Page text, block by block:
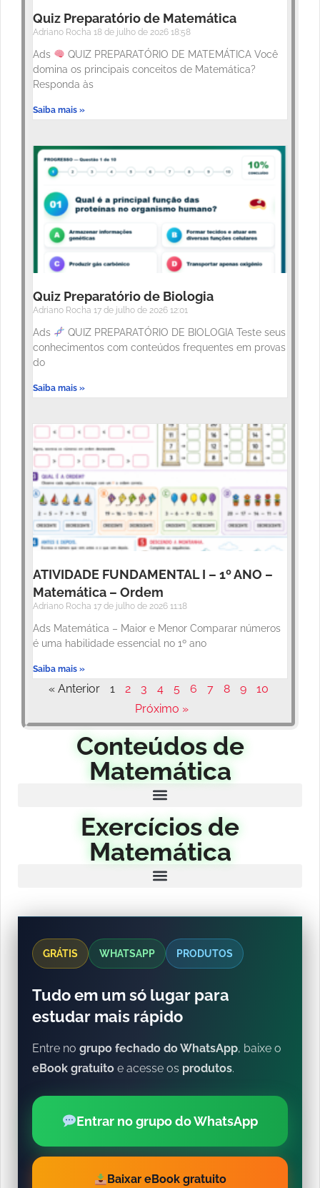
Quiz Preparatório de Matemática
Adriano Rocha 18 de julho de 2026 18:58
Ads
QUIZ PREPARATÓRIO DE MATEMÁTICA Você
domina os principais conceitos de Matemática?
Responda às
Saiba mais »
Quiz Preparatório de Biologia
Adriano Rocha 17 de julho de 2026 12:01
Ads
QUIZ PREPARATÓRIO DE BIOLOGIA Teste seus
conhecimentos com conteúdos frequentes em provas
do
Saiba mais »
ATIVIDADE FUNDAMENTAL I – 1º ANO –
Matemática – Ordem
Adriano Rocha 17 de julho de 2026 11:18
Ads Matemática – Maior e Menor Comparar números
é uma habilidade essencial no 1º ano
Saiba mais »
« Anterior 1 2 3 4 5 6 7 8 9
10
Próximo »
Conteúdos de
Matemática
Exercícios de
Matemática
GRÁTIS WHATSAPP PRODUTOS
Tudo em um só lugar para
estudar mais rápido
Entre no grupo fechado do WhatsApp, baixe o
eBook gratuito e acesse os produtos.
Entrar no grupo do WhatsApp
Baixar eBook gratuito